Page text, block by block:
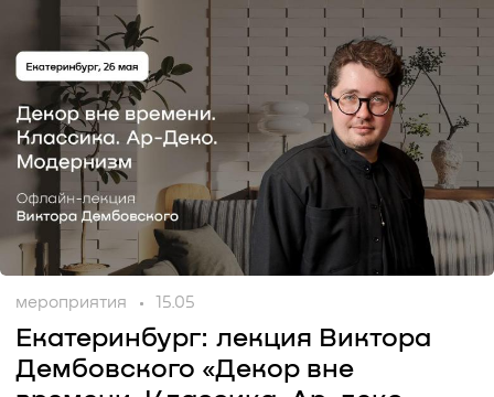
мероприятия 15.05
Екатеринбург: лекция Виктора
Дембовского «Декор вне